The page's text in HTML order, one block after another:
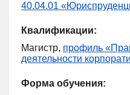
40.04.01
Квалификации:
Магистр, профиль
деятельности
Форма обучения: